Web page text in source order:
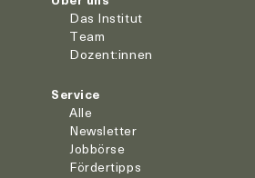
Das Institut
Team
Dozent:innen
Service
Alle
Newsletter
Jobbörse
Fördertipps